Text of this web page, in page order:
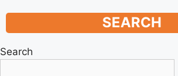
SEARCH
Search